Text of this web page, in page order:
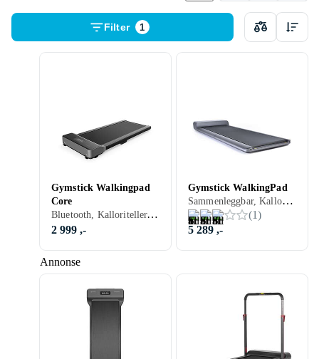
Filter 1
Annonse
Gymstick Walkingpad
Core
Bluetooth, Kalloriteller, Speedometer, Avstandsmåler, Motorisert, 6 km/h, 120 kg
2 999 ,-
Gymstick WalkingPad
Sammenleggbar, Kalloriteller, Innebygget skjerm, Til hjemmebruk, Speedometer, Avstandsmåler, Motorisert, 6 km/h, 100 kg
(1)
5 289 ,-